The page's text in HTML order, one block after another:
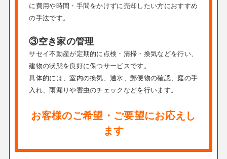
に費用や時間・手間をかけずに売却したい方におすすめ
の手法です。
③空き家の管理
サセイ不動産が定期的に点検・清掃・換気などを行い、
建物の状態を良好に保つサービスです。
具体的には、室内の換気、通水、郵便物の確認、庭の手
入れ、雨漏りや害虫のチェックなどを行います。
お客様のご希望・ご要望にお応えし
ます